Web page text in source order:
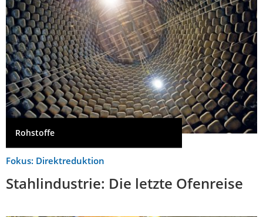
Rohstoffe
Fokus: Direktreduktion
Stahlindustrie: Die letzte Ofenreise